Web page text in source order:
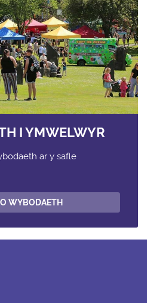
I YMWELWYR
ar y safle
WYBODAETH